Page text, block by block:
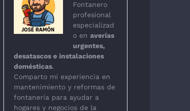
Fontanero
profesional
especializad
o en averías
urgentes,
desatascos e instalaciones
domésticas.
Comparto mi experiencia en
mantenimiento y reformas de
fontanería para ayudar a
hogares y negocios de la